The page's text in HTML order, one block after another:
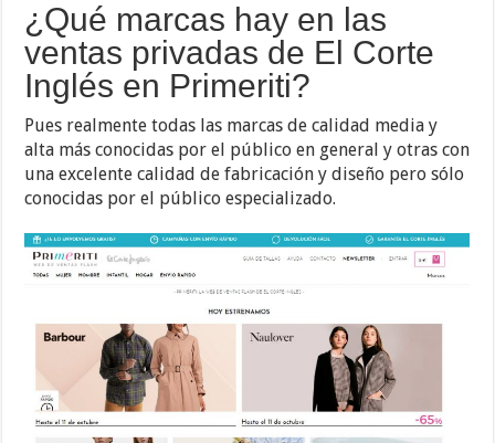
¿Qué marcas hay en las
ventas privadas de El Corte
Inglés en Primeriti?
Pues realmente todas las marcas de calidad media y
alta más conocidas por el público en general y otras con
una excelente calidad de fabricación y diseño pero sólo
conocidas por el público especializado.